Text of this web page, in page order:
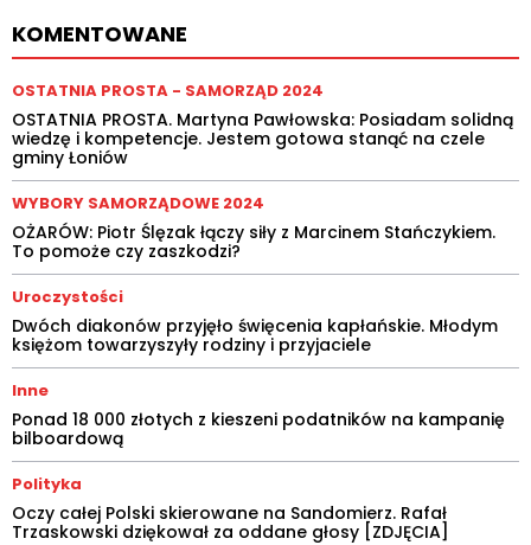
KOMENTOWANE
OSTATNIA PROSTA - SAMORZĄD 2024
OSTATNIA PROSTA. Martyna Pawłowska: Posiadam solidną
wiedzę i kompetencje. Jestem gotowa stanąć na czele
gminy Łoniów
WYBORY SAMORZĄDOWE 2024
OŻARÓW: Piotr Ślęzak łączy siły z Marcinem Stańczykiem.
To pomoże czy zaszkodzi?
Uroczystości
Dwóch diakonów przyjęło święcenia kapłańskie. Młodym
księżom towarzyszyły rodziny i przyjaciele
Inne
Ponad 18 000 złotych z kieszeni podatników na kampanię
bilboardową
Polityka
Oczy całej Polski skierowane na Sandomierz. Rafał
Trzaskowski dziękował za oddane głosy [ZDJĘCIA]